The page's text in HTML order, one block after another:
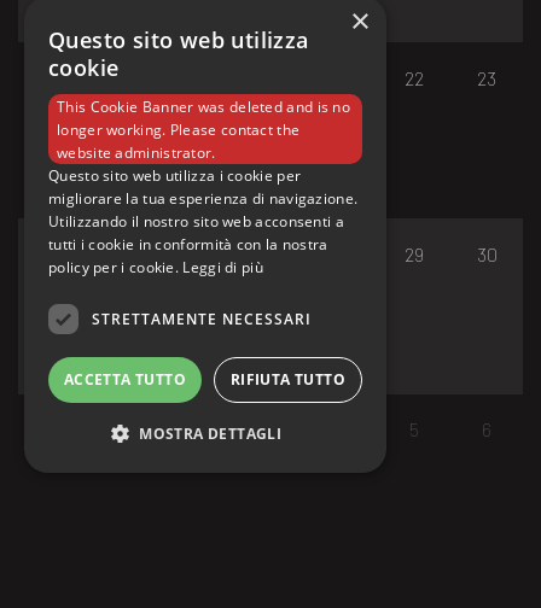
17 18 22 23
24 25 26 27 29 30
1 2 3 5 6
×
Questo sito web utilizza
cookie
This Cookie Banner was deleted and is no
longer working. Please contact the
website administrator.
Questo sito web utilizza i cookie per
migliorare la tua esperienza di navigazione.
Utilizzando il nostro sito web acconsenti a
tutti i cookie in conformità con la nostra
policy per i cookie. Leggi di più
STRETTAMENTE NECESSARI
ACCETTA TUTTO RIFIUTA TUTTO
MOSTRA DETTAGLI